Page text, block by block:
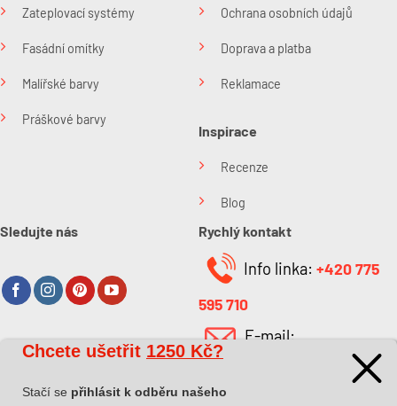
Zateplovací systémy
Fasádní omítky
Malířské barvy
Práškové barvy
Ochrana osobních údajů
Doprava a platba
Reklamace
Inspirace
Recenze
Blog
Sledujte nás
O společnosti
O nás
Rychlý kontakt
Info linka: +420 775
595 710
E-mail:
Chcete ušetřit 1250 Kč?
Stačí se přihlásit k odběru našeho